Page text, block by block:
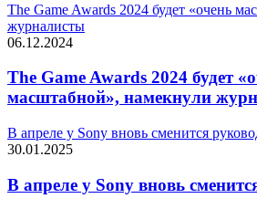
The Game Awards 2024 будет «очень
журналисты
06.12.2024
The Game Awards 2024 будет
масштабной», намекнули
В апреле у Sony вновь сменится
30.01.2025
В апреле у Sony вновь